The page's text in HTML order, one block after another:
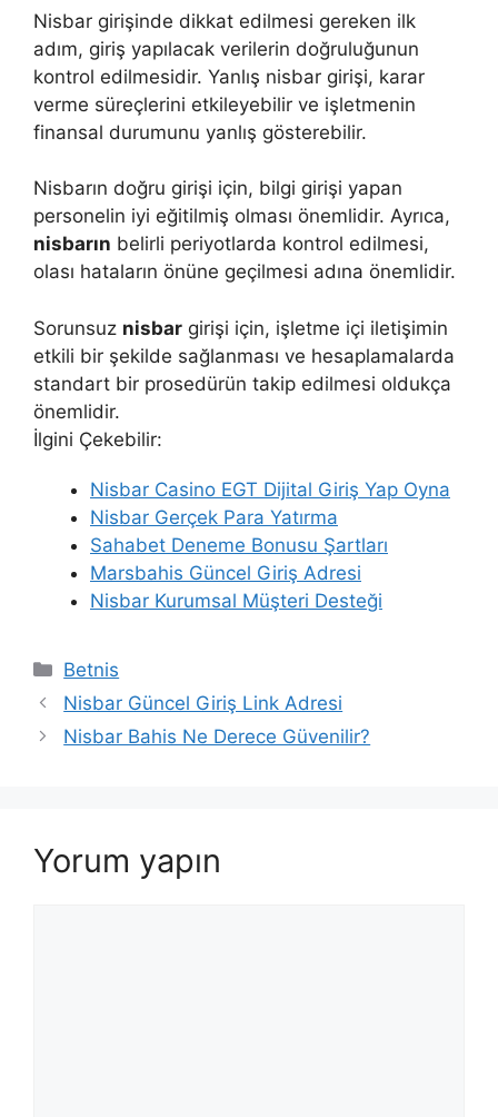
Nisbar girişinde dikkat edilmesi gereken ilk
adım, giriş yapılacak verilerin doğruluğunun
kontrol edilmesidir. Yanlış nisbar girişi, karar
verme süreçlerini etkileyebilir ve işletmenin
finansal durumunu yanlış gösterebilir.
Nisbarın doğru girişi için, bilgi girişi yapan
personelin iyi eğitilmiş olması önemlidir. Ayrıca,
nisbarın belirli periyotlarda kontrol edilmesi,
olası hataların önüne geçilmesi adına önemlidir.
Sorunsuz nisbar girişi için, işletme içi iletişimin
etkili bir şekilde sağlanması ve hesaplamalarda
standart bir prosedürün takip edilmesi oldukça
önemlidir.
İlgini Çekebilir:
Nisbar Casino EGT Dijital Giriş Yap Oyna
Nisbar Gerçek Para Yatırma
Sahabet Deneme Bonusu Şartları
Marsbahis Güncel Giriş Adresi
Nisbar Kurumsal Müşteri Desteği
Kategoriler
Betnis
Nisbar Güncel Giriş Link Adresi
Nisbar Bahis Ne Derece Güvenilir?
Yorum yapın